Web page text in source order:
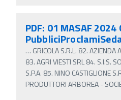
PDF: 01 MASAF
… GRICOLA S.R.L. 82. AZIENDA
83. AGRI VIESTI SRL 84. S.I.S.
S.P.A. 85. NINO CASTIGLIONE
PRODUTTORI ARBOREA -